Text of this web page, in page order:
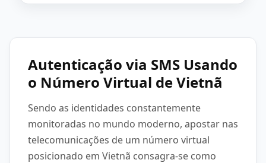
Autenticação via SMS Usando
o Número Virtual de Vietnã
Sendo as identidades constantemente
monitoradas no mundo moderno, apostar nas
telecomunicações de um número virtual
posicionado em Vietnã consagra-se como